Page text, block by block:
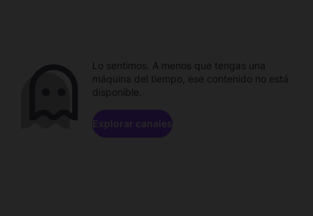
Lo sentimos. A menos que tengas una
máquina del tiempo, ese contenido no está
disponible.
Explorar canales